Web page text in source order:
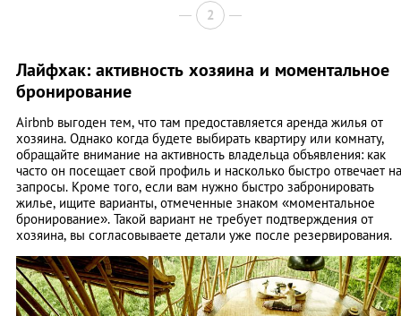
2
Лайфхак: активность хозяина и моментальное
бронирование
Airbnb выгоден тем, что там предоставляется аренда жилья от
хозяина. Однако когда будете выбирать квартиру или комнату,
обращайте внимание на активность владельца объявления: как
часто он посещает свой профиль и насколько быстро отвечает на
запросы. Кроме того, если вам нужно быстро забронировать
жилье, ищите варианты, отмеченные знаком «моментальное
бронирование». Такой вариант не требует подтверждения от
хозяина, вы согласовываете детали уже после резервирования.